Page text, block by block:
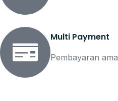
Multi Payment
Pembayaran